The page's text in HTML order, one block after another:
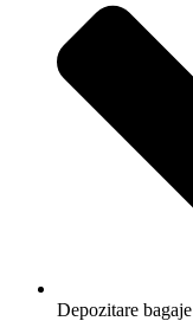
Depozitare bagaje